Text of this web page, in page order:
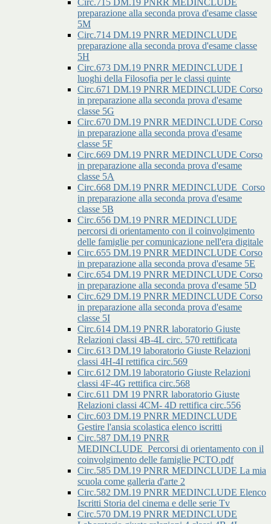
Circ.715 DM.19 PNRR MEDINCLUDE
preparazione alla seconda prova d'esame classe
5M
Circ.714 DM.19 PNRR MEDINCLUDE
preparazione alla seconda prova d'esame classe
5H
Circ.673 DM.19 PNRR MEDINCLUDE I
luoghi della Filosofia per le classi quinte
Circ.671 DM.19 PNRR MEDINCLUDE Corso
in preparazione alla seconda prova d'esame
classe 5G
Circ.670 DM.19 PNRR MEDINCLUDE Corso
in preparazione alla seconda prova d'esame
classe 5F
Circ.669 DM.19 PNRR MEDINCLUDE Corso
in preparazione alla seconda prova d'esame
classe 5A
Circ.668 DM.19 PNRR MEDINCLUDE_Corso
in preparazione alla seconda prova d'esame
classe 5B
Circ.656 DM.19 PNRR MEDINCLUDE
percorsi di orientamento con il coinvolgimento
delle famiglie per comunicazione nell'era digitale
Circ.655 DM.19 PNRR MEDINCLUDE Corso
in preparazione alla seconda prova d'esame 5E
Circ.654 DM.19 PNRR MEDINCLUDE Corso
in preparazione alla seconda prova d'esame 5D
Circ.629 DM.19 PNRR MEDINCLUDE Corso
in preparazione alla seconda prova d'esame
classe 5I
Circ.614 DM.19 PNRR laboratorio Giuste
Relazioni classi 4B-4L circ. 570 rettificata
Circ.613 DM.19 laboratorio Giuste Relazioni
classi 4H-4I rettifica circ.569
Circ.612 DM.19 laboratorio Giuste Relazioni
classi 4F-4G rettifica circ.568
Circ.611 DM 19 PNRR laboratorio Giuste
Relazioni classi 4CM- 4D rettifica circ.556
Circ.603 DM.19 PNRR MEDINCLUDE
Gestire l'ansia scolastica elenco iscritti
Circ.587 DM.19 PNRR
MEDINCLUDE_Percorsi di orientamento con il
coinvolgimento delle famiglie PCTO.pdf
Circ.585 DM.19 PNRR MEDINCLUDE La mia
scuola come galleria d'arte 2
Circ.582 DM.19 PNRR MEDINCLUDE Elenco
Iscritti Storia del cinema e delle serie Tv
Circ.570 DM.19 PNRR MEDINCLUDE